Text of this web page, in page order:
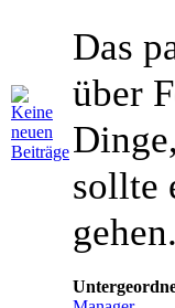
Das
über
sollte
gehen.